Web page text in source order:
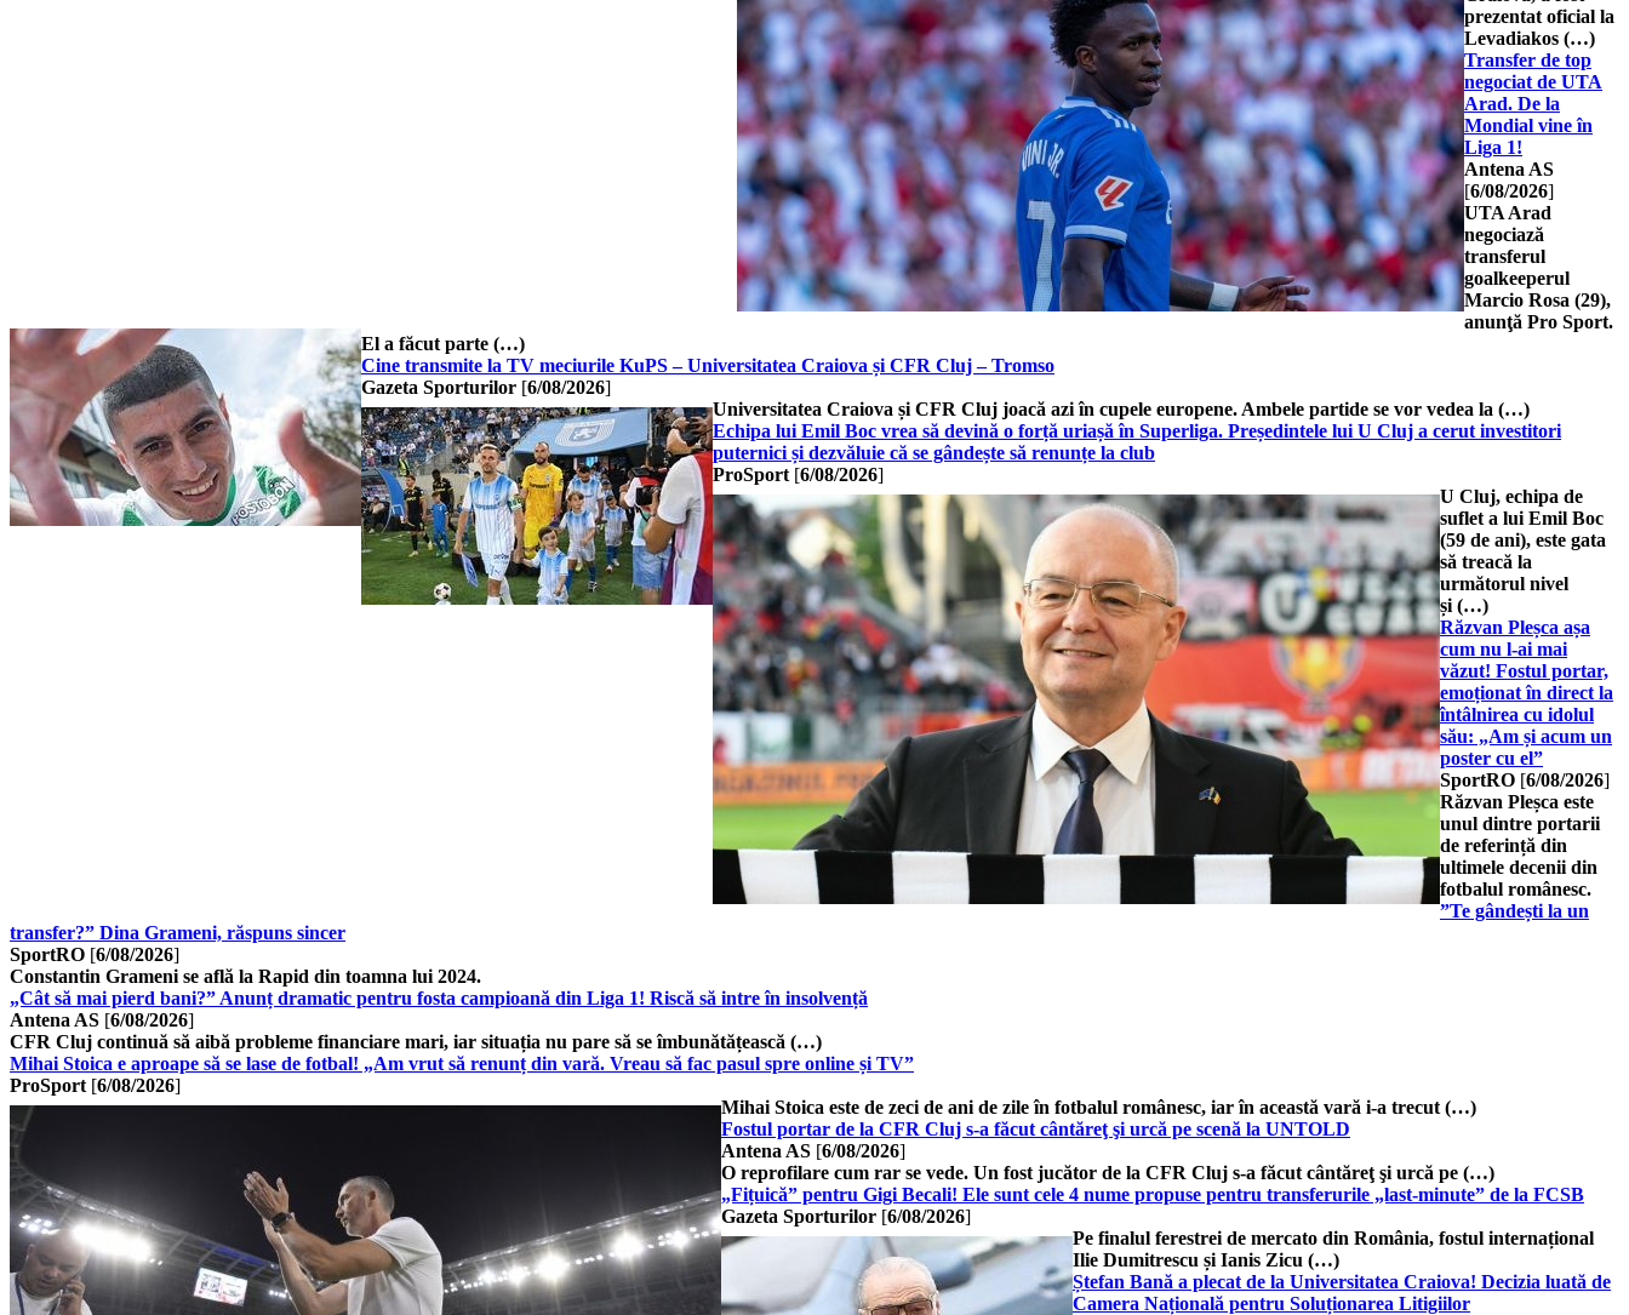
prezentat oficial la
Levadiakos (…)
Transfer de top
negociat de UTA
Arad. De la
Mondial vine în
Liga 1!
Antena AS
[6/08/2026]
UTA Arad
negociază
transferul
goalkeeperul
Marcio Rosa (29),
anunţă Pro Sport.
El a făcut parte (…)
Cine transmite la TV meciurile KuPS – Universitatea Craiova și CFR Cluj – Tromso
Gazeta Sporturilor [6/08/2026]
Universitatea Craiova și CFR Cluj joacă azi în cupele europene. Ambele partide se vor vedea la (…)
Echipa lui Emil Boc vrea să devină o forță uriașă în Superliga. Președintele lui U Cluj a cerut investitori
puternici și dezvăluie că se gândește să renunțe la club
ProSport [6/08/2026]
U Cluj, echipa de
suflet a lui Emil Boc
(59 de ani), este gata
să treacă la
următorul nivel
și (…)
Răzvan Pleșca așa
cum nu l-ai mai
văzut! Fostul portar,
emoționat în direct la
întâlnirea cu idolul
său: „Am și acum un
poster cu el”
SportRO [6/08/2026]
Răzvan Pleșca este
unul dintre portarii
de referință din
ultimele decenii din
fotbalul românesc.
”Te gândești la un
transfer?” Dina Grameni, răspuns sincer
SportRO [6/08/2026]
Constantin Grameni se află la Rapid din toamna lui 2024.
„Cât să mai pierd bani?” Anunț dramatic pentru fosta campioană din Liga 1! Riscă să intre în insolvență
Antena AS [6/08/2026]
CFR Cluj continuă să aibă probleme financiare mari, iar situația nu pare să se îmbunătățească (…)
Mihai Stoica e aproape să se lase de fotbal! „Am vrut să renunț din vară. Vreau să fac pasul spre online și TV”
ProSport [6/08/2026]
Mihai Stoica este de zeci de ani de zile în fotbalul românesc, iar în această vară i-a trecut (…)
Fostul portar de la CFR Cluj s-a făcut cântăreţ şi urcă pe scenă la UNTOLD
Antena AS [6/08/2026]
O reprofilare cum rar se vede. Un fost jucător de la CFR Cluj s-a făcut cântăreţ şi urcă pe (…)
„Fițuică” pentru Gigi Becali! Ele sunt cele 4 nume propuse pentru transferurile „last-minute” de la FCSB
Gazeta Sporturilor [6/08/2026]
Pe finalul ferestrei de mercato din România, fostul internațional
Ilie Dumitrescu și Ianis Zicu (…)
Ștefan Bană a plecat de la Universitatea Craiova! Decizia luată de
Camera Națională pentru Soluționarea Litigiilor